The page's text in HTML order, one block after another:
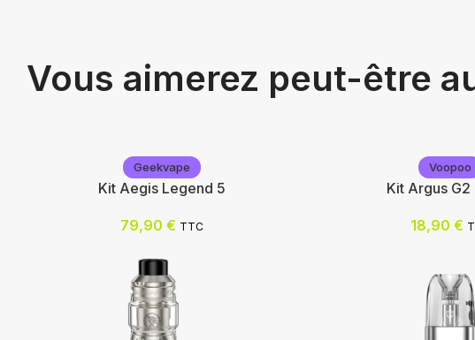
Vous aimerez peut-être
Geekvape
Kit Aegis Legend 5
79,90 € TTC
Voopoo
Kit Argus G2
18,90 €